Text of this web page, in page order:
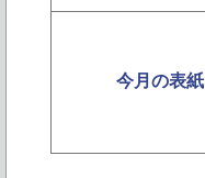
今月の表紙